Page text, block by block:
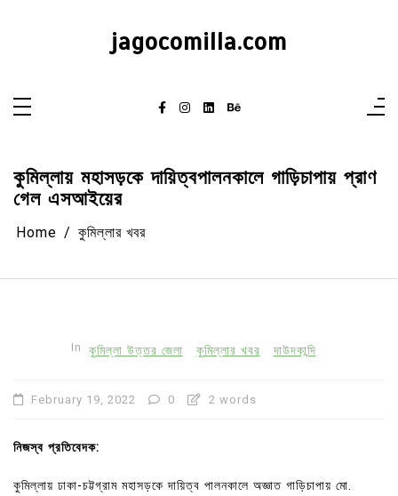
jagocomilla.com
কুমিল্লায় মহাসড়কে দায়িত্বপালনকালে গাড়িচাপায় প্রাণ
গেল এসআইয়ের
Home কুমিল্লার খবর
In কুমিল্লা উত্তর জেলা কুমিল্লার খবর দাউদকান্দি
February 19, 2022 0 2 words
নিজস্ব প্রতিবেদক:
কুমিল্লায় ঢাকা-চট্টগ্রাম মহাসড়কে দায়িত্ব পালনকালে অজ্ঞাত গাড়িচাপায় মো.